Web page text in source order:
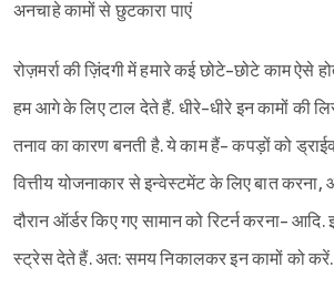
अनचाहे कामों से छुटकारा पाएं
रोज़मर्रा की ज़िंदगी में हमारे कई छोटे-छोटे काम ऐसे
हम आगे के लिए टाल देते हैं. धीरे-धीरे इन कामों की
तनाव का कारण बनती है. ये काम हैं- कपड़ों को
वित्तीय योजनाकार से इन्वेस्टमेंट के लिए बात
दौरान ऑर्डर किए गए सामान को रिटर्न करना-
स्ट्रेस देते हैं. अत: समय निकालकर इन कामों को करें.